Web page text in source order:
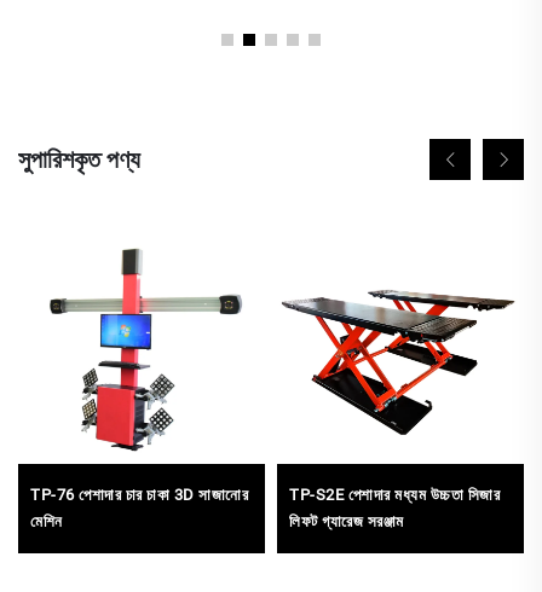
সুপারিশকৃত পণ্য
TP-76 পেশাদার চার চাকা 3D সাজানোর
মেশিন
TP-S2E পেশাদার মধ্যম উচ্চতা সিজার
লিফট গ্যারেজ সরঞ্জাম